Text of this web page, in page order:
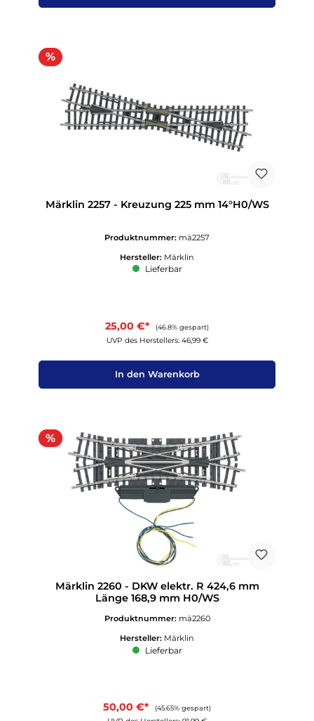
%Rabatt
Märklin 2257 - Kreuzung 225 mm 14°H0/WS
Produktnummer: mä2257
Hersteller: Märklin
Lieferbar
25,00 €* (46.8% gespart)
UVP des Herstellers: 46,99 €
In den Warenkorb
%Rabatt
Märklin 2260 - DKW elektr. R 424,6 mm
Länge 168,9 mm H0/WS
Produktnummer: mä2260
Hersteller: Märklin
Lieferbar
50,00 €* (45.65% gespart)